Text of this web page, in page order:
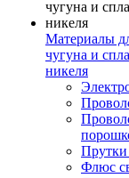
Материалы
чугуна и
никеля
Флюс